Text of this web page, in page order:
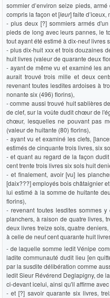
sommier d’environ seize pieds,
compris la façon et [leur] faite
- plus deux [?] sommiers armés
pieds de long avec leurs pannes, le
tout ayant été estimé à dix-neuf livres
- plus dix-huit xxx et trois douzaines
huit livres (valeur de quarante deux
- ayant de même vu et examiné les
aurait trouvé trois mille et deux
revenant toutes lesdites ardoises à
nonante six (496) florins),
- comme aussi trouvé huit sablières
de clef, sur la voûte dudit chœur de
chœur, lesquelles ne pouvant pas
(valeur de huitante (80) florins),
- ayant vu et examiné les clefs,
estimés de cinquante trois livres, six
- et quant au regard de la façon
cent trente trois livres six sols huit
- et finalement, avoir [vu] les
[daix???] employés bois châtaignier
lui estimé à la somme de huitante
florins),
- revenant toutes lesdites sommes
planchers, à raison de quatre livres,
deux livres treize sols, quatre
à celle de neuf cent quarante huit
- de laquelle somme ledit Vénipe
ladite communauté dudit lieu [en
par la susdite délibération comme
ledit Sieur Révérend Deglapigny, de
ci-devant icelui, ainsi qu'il affirme
- et [?] savoir quarante six livres,